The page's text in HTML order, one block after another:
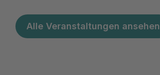
Alle Veranstaltungen ansehen